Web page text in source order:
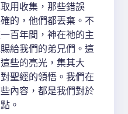
用收集，那些錯誤
的，他們都丟棄。不
百年間，神在祂的主
給我們的弟兄們。這
些的亮光，集其大
聖經的領悟。我們在
內容，都是我們對於
。